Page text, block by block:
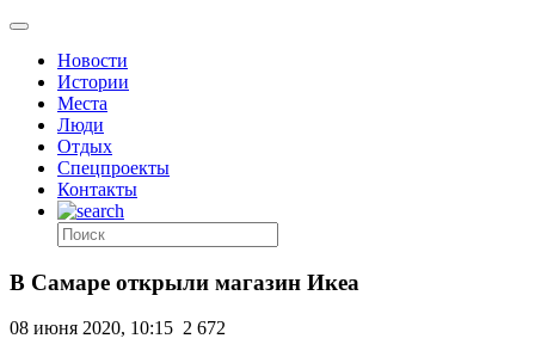
Новости
Истории
Места
Люди
Отдых
Спецпроекты
Контакты
В Самаре открыли магазин Икеа
08 июня 2020, 10:15 2 672